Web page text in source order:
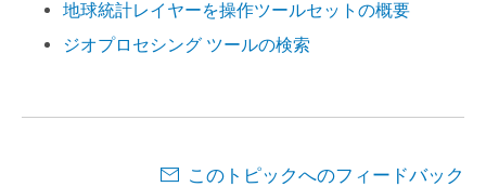
地球統計レイヤーを操作ツールセットの概要
ジオプロセシング ツールの検索
このトピックへのフィードバック